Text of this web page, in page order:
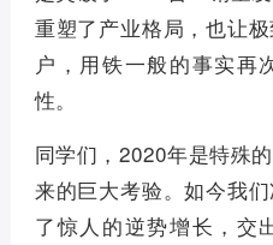
重塑了产业格局，也让
户，用铁一般的事实再
性。
同学们，2020年是特殊
来的巨大考验。如今我
了惊人的逆势增长，交